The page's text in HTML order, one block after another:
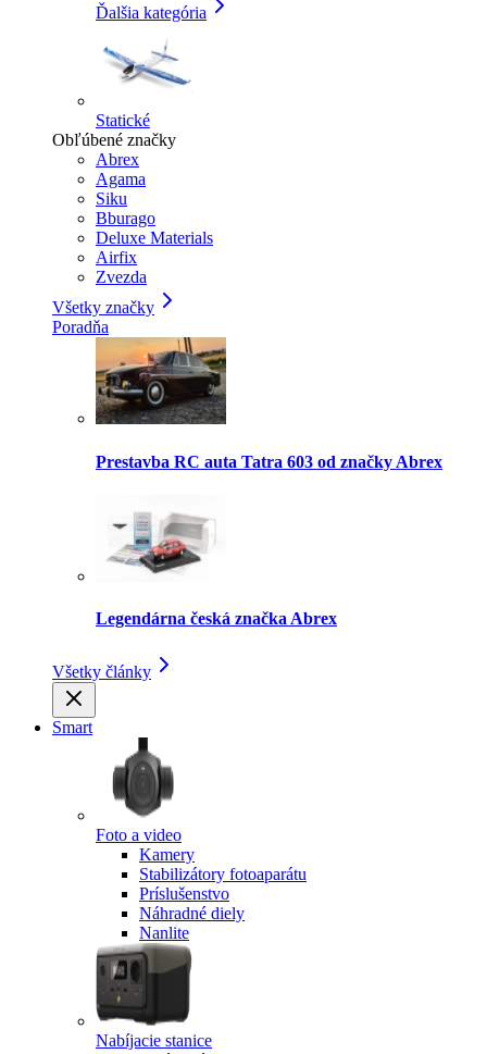
Ďalšia kategória
Statické
Obľúbené značky
Abrex
Agama
Siku
Bburago
Deluxe Materials
Airfix
Zvezda
Všetky značky
Poradňa
Prestavba RC auta Tatra 603 od značky Abrex
Legendárna česká značka Abrex
Všetky články
Smart
Foto a video
Kamery
Stabilizátory fotoaparátu
Príslušenstvo
Náhradné diely
Nanlite
Nabíjacie stanice